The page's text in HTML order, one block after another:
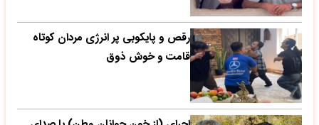
رقص و پایکوبی پر انرژی مردان کوتاه
قامت و خوش ذوق